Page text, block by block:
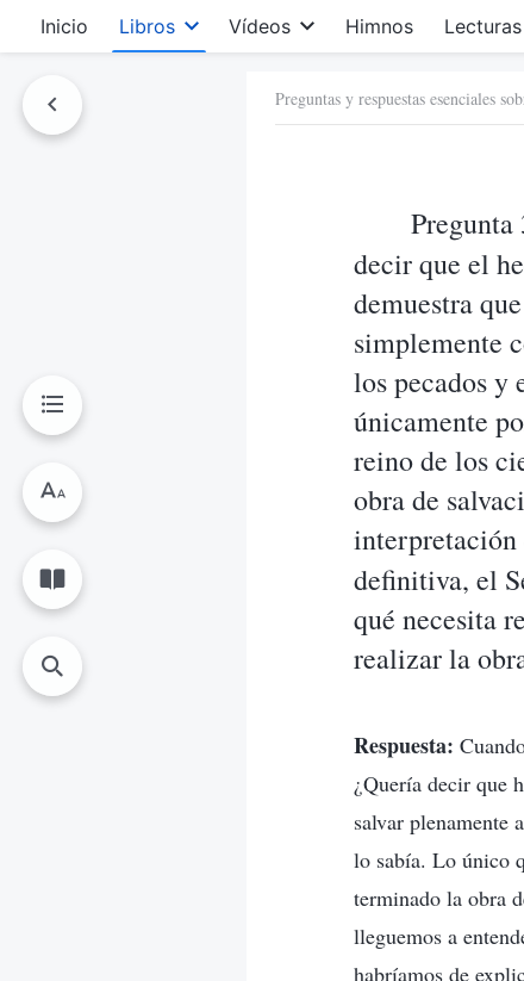
Inicio Libros Vídeos Himnos Lecturas
Preguntas y respuestas esenciales
decir que el
demuestra
simplemente
los pecados y
únicamente
reino de los
obra de
interpretación
definitiva, el
qué necesita
realizar la
Respuesta:
¿Quería decir que
salvar plenamente
lo sabía. Lo único
terminado la obra
lleguemos a
habríamos de